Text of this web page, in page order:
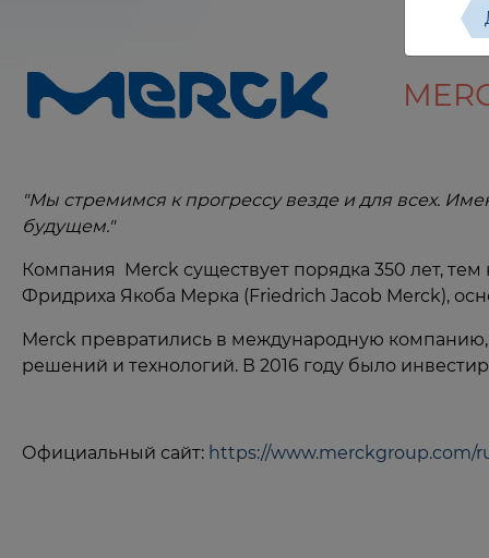
"Мы стремимся к прогрессу везде и для всех.
будущем."
Компания Merck существует порядка 350 лет,
Фридриха Якоба Мерка (Friedrich Jacob Merck),
Merck превратились в международную
решений и технологий. В 2016 году было
Официальный сайт: https://www.merckgroup.com/